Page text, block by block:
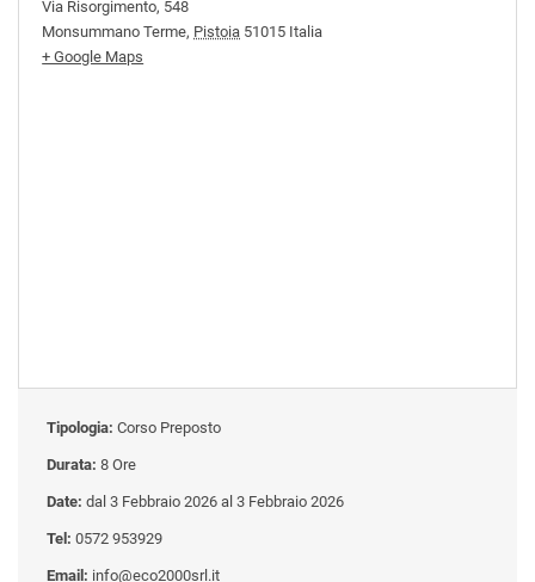
Via Risorgimento, 548
Monsummano Terme, Pistoia 51015 Italia
+ Google Maps
Tipologia: Corso Preposto
Durata: 8 Ore
Date: dal 3 Febbraio 2026 al 3 Febbraio 2026
Tel: 0572 953929
Email: info@eco2000srl.it